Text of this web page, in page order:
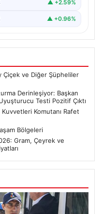
▲ +2.59%
▲ +0.96%
Çiçek ve Diğer Şüpheliler
Derinleşiyor: Başkan
Testi Pozitif Çıktı
Komutanı Rafet
Bölgeleri
Gram, Çeyrek ve